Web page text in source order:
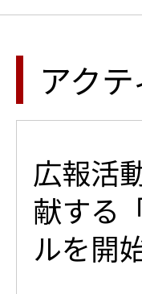
アク
広報活
献する
ルを開